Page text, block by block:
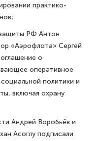
практико-
РФ Антон
«Аэрофлота» Сергей
о
оперативное
политики и
включая охрану
Андрей Воробьёв и
Асоглу подписали